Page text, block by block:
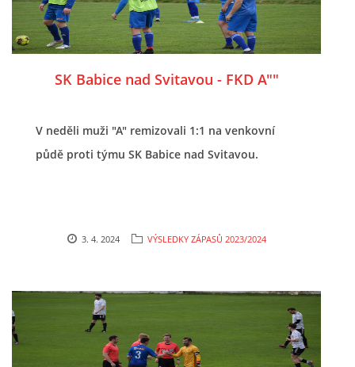
SK Babice nad Svitavou - FKD A""
V neděli muži "A" remizovali 1:1 na venkovní
půdě proti týmu SK Babice nad Svitavou.
3. 4. 2024 VÝSLEDKY ZÁPASŮ 2023/2024